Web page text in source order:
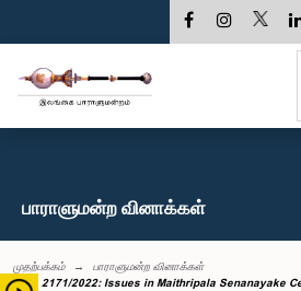
பாராளுமன்ற வினாக்கள்
முதற்பக்கம்
பாராளுமன்ற வினாக்கள்
2171/2022: Issues in Maithripala Senanayake